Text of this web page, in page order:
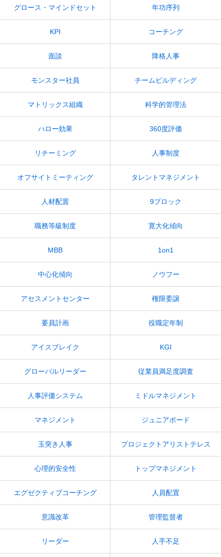
グロース・マインドセット 年功序列
KPI コーチング
面談 降格人事
モンスター社員 チームビルディング
マトリックス組織 科学的管理法
ハロー効果 360度評価
リチーミング 人事制度
オフサイトミーティング タレントマネジメント
人材配置 9ブロック
職務等級制度 寛大化傾向
MBB 1on1
中心化傾向 ノウフー
アセスメントセンター 権限委譲
要員計画 役職定年制
アイスブレイク KGI
グローバルリーダー 従業員満足度調査
人事評価システム ミドルマネジメント
マネジメント ジュニアボード
玉突き人事 プロジェクトアリストテレス
心理的安全性 トップマネジメント
エグゼクティブコーチング 人員配置
意識改革 管理監督者
リーダー 人手不足